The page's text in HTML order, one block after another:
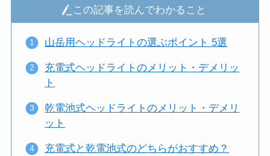
この記事を読んでわかること
山岳用ヘッドライトの選ぶポイント 5選
充電式ヘッドライトのメリット・デメリッ
ト
乾電池式ヘッドライトのメリット・デメリ
ット
充電式と乾電池式のどちらがおすすめ？